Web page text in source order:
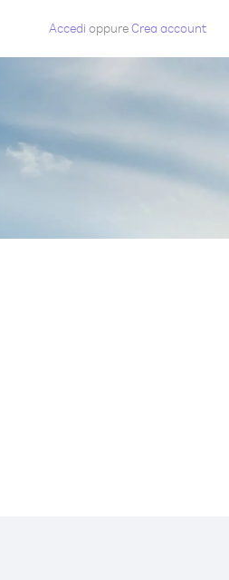
Accedi oppureCrea account